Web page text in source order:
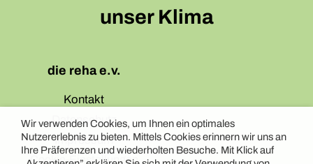
unser Klima
die reha e.v.
Kontakt
Datenschutz
Impressum
Cookie-Einstellungen
Wir verwenden Cookies, um Ihnen ein optimales
Nutzererlebnis zu bieten. Mittels Cookies erinnern wir uns an
Ihre Präferenzen und wiederholten Besuche. Mit Klick auf